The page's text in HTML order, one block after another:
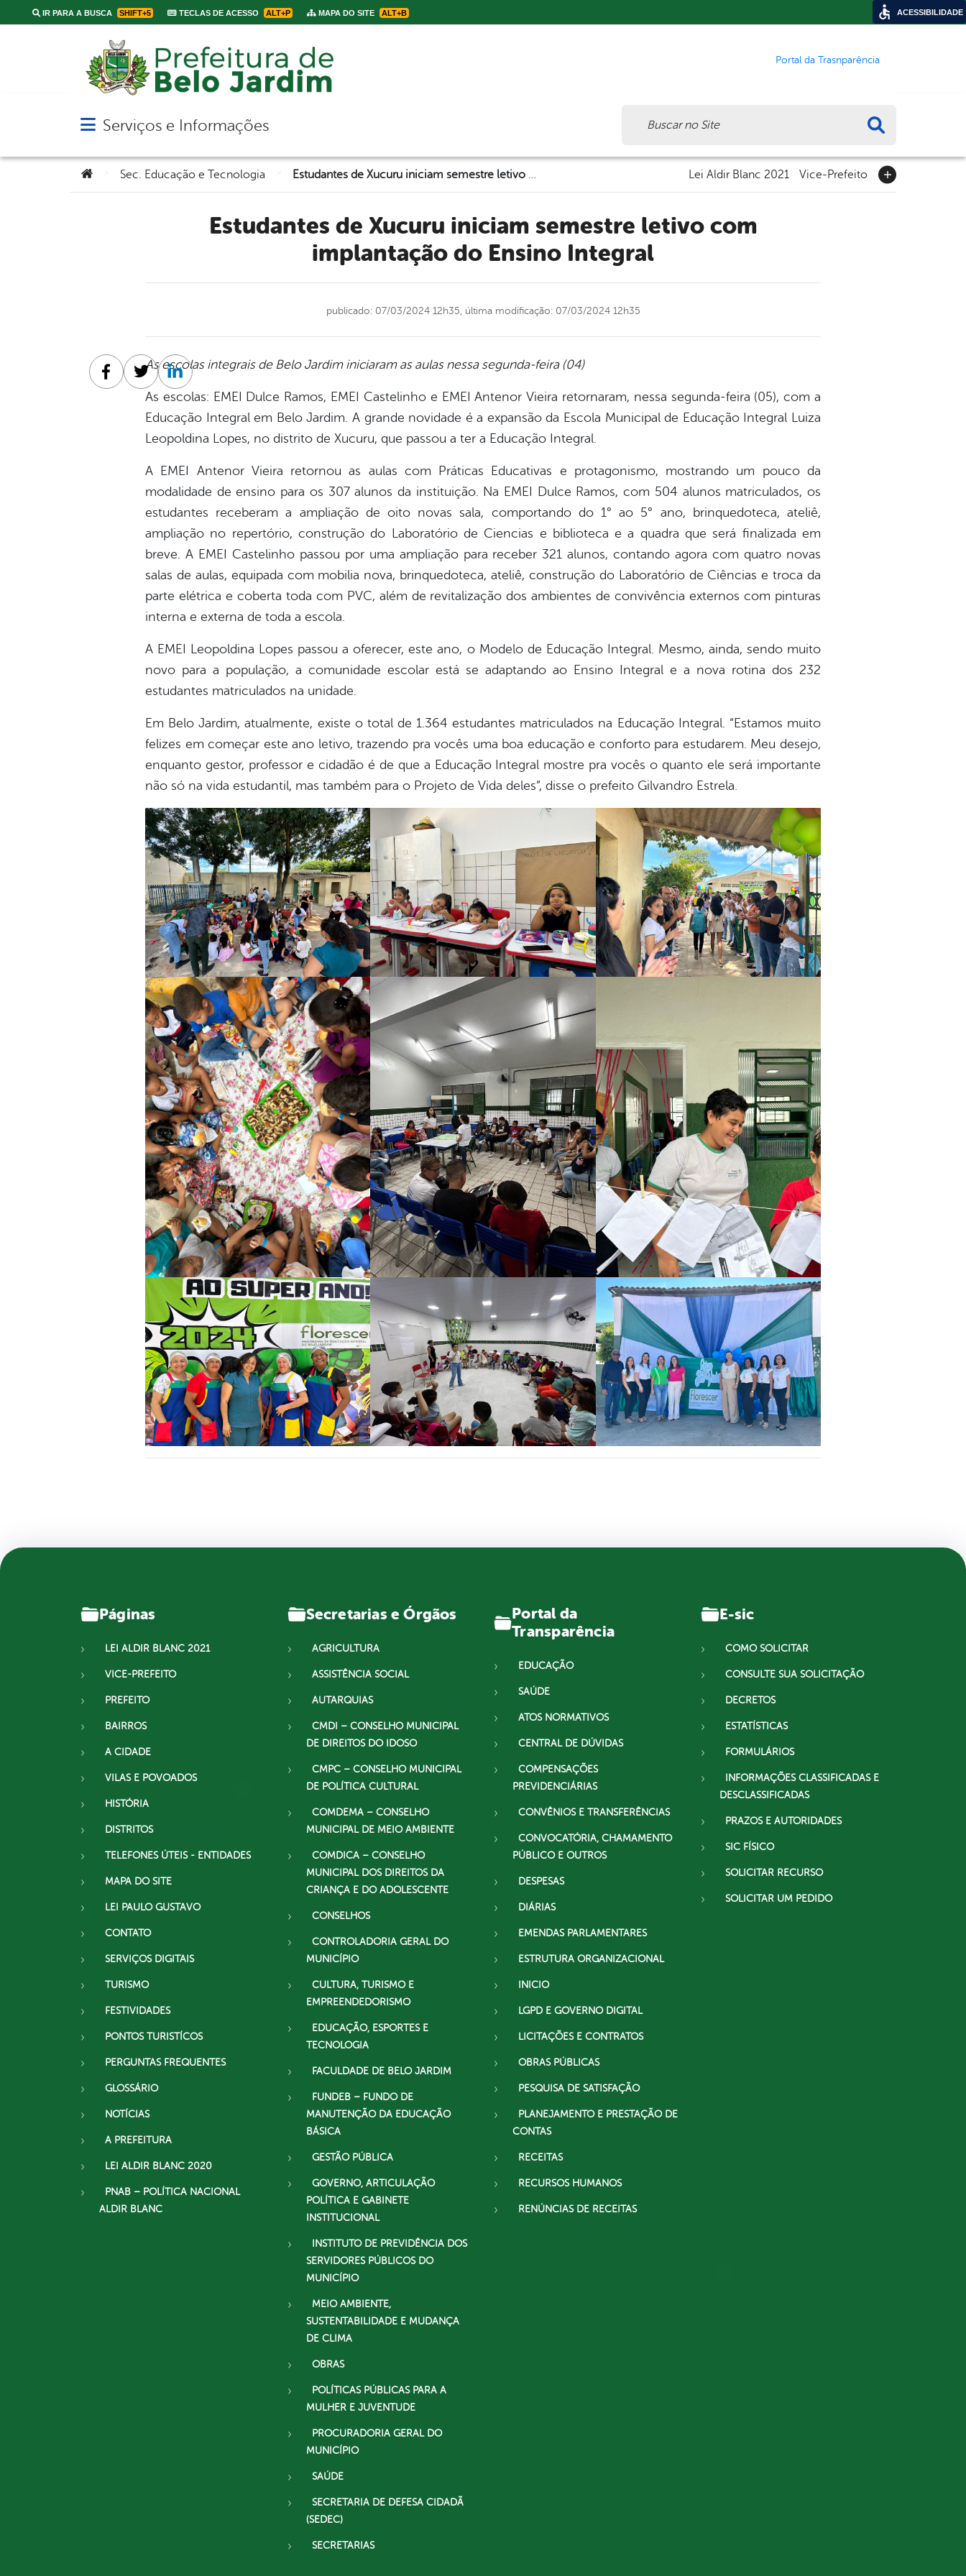
IR PARA A BUSCA SHIFT+5 TECLAS DE ACESSO ALT+P MAPA DO SITE ALT+B
Portal da Trasnparência
Abrir menu principal de navegação
Serviços e Informações
Você está aqui:Sec. Educação e Tecnologia Lei Aldir Blanc 2021 Vice-Prefeito
Estudantes de Xucuru iniciam semestre letivo com
implantação do Ensino Integral
publicado: 07/03/2024 12h35, última modificação: 07/03/2024 12h35
As escolas integrais de Belo Jardim iniciaram as aulas nessa segunda-feira (04)
As escolas: EMEI Dulce Ramos, EMEI Castelinho e EMEI Antenor Vieira retornaram, nessa segunda-feira (05), com a
Educação Integral em Belo Jardim. A grande novidade é a expansão da Escola Municipal de Educação Integral Luiza
Leopoldina Lopes, no distrito de Xucuru, que passou a ter a Educação Integral.
A EMEI Antenor Vieira retornou as aulas com Práticas Educativas e protagonismo, mostrando um pouco da
modalidade de ensino para os 307 alunos da instituição. Na EMEI Dulce Ramos, com 504 alunos matriculados, os
estudantes receberam a ampliação de oito novas sala, comportando do 1° ao 5° ano, brinquedoteca, ateliê,
ampliação no repertório, construção do Laboratório de Ciencias e biblioteca e a quadra que será finalizada em
breve. A EMEI Castelinho passou por uma ampliação para receber 321 alunos, contando agora com quatro novas
salas de aulas, equipada com mobilia nova, brinquedoteca, ateliê, construção do Laboratório de Ciências e troca da
parte elétrica e coberta toda com PVC, além de revitalização dos ambientes de convivência externos com pinturas
interna e externa de toda a escola.
A EMEI Leopoldina Lopes passou a oferecer, este ano, o Modelo de Educação Integral. Mesmo, ainda, sendo muito
novo para a população, a comunidade escolar está se adaptando ao Ensino Integral e a nova rotina dos 232
estudantes matriculados na unidade.
Em Belo Jardim, atualmente, existe o total de 1.364 estudantes matriculados na Educação Integral. “Estamos muito
felizes em começar este ano letivo, trazendo pra vocês uma boa educação e conforto para estudarem. Meu desejo,
enquanto gestor, professor e cidadão é de que a Educação Integral mostre pra vocês o quanto ele será importante
não só na vida estudantil, mas também para o Projeto de Vida deles”, disse o prefeito Gilvandro Estrela.
Facebook
TwitterLinkedin
Páginas
LEI ALDIR BLANC 2021
VICE-PREFEITO
PREFEITO
BAIRROS
A CIDADE
VILAS E POVOADOS
HISTÓRIA
DISTRITOS
TELEFONES ÚTEIS - ENTIDADES
MAPA DO SITE
LEI PAULO GUSTAVO
CONTATO
SERVIÇOS DIGITAIS
TURISMO
FESTIVIDADES
PONTOS TURISTÍCOS
PERGUNTAS FREQUENTES
GLOSSÁRIO
NOTÍCIAS
A PREFEITURA
LEI ALDIR BLANC 2020
PNAB – POLÍTICA NACIONAL
ALDIR BLANC
Secretarias e Órgãos
AGRICULTURA
ASSISTÊNCIA SOCIAL
AUTARQUIAS
CMDI – CONSELHO MUNICIPAL
DE DIREITOS DO IDOSO
CMPC – CONSELHO MUNICIPAL
DE POLÍTICA CULTURAL
COMDEMA – CONSELHO
MUNICIPAL DE MEIO AMBIENTE
COMDICA – CONSELHO
MUNICIPAL DOS DIREITOS DA
CRIANÇA E DO ADOLESCENTE
CONSELHOS
CONTROLADORIA GERAL DO
MUNICÍPIO
CULTURA, TURISMO E
EMPREENDEDORISMO
EDUCAÇÃO, ESPORTES E
TECNOLOGIA
FACULDADE DE BELO JARDIM
FUNDEB – FUNDO DE
MANUTENÇÃO DA EDUCAÇÃO
BÁSICA
GESTÃO PÚBLICA
GOVERNO, ARTICULAÇÃO
POLÍTICA E GABINETE
INSTITUCIONAL
INSTITUTO DE PREVIDÊNCIA DOS
SERVIDORES PÚBLICOS DO
MUNICÍPIO
MEIO AMBIENTE,
SUSTENTABILIDADE E MUDANÇA
DE CLIMA
OBRAS
POLÍTICAS PÚBLICAS PARA A
MULHER E JUVENTUDE
PROCURADORIA GERAL DO
MUNICÍPIO
SAÚDE
SECRETARIA DE DEFESA CIDADÃ
(SEDEC)
SECRETARIAS
Portal da
Transparência
EDUCAÇÃO
SAÚDE
ATOS NORMATIVOS
CENTRAL DE DÚVIDAS
COMPENSAÇÕES
PREVIDENCIÁRIAS
CONVÊNIOS E TRANSFERÊNCIAS
CONVOCATÓRIA, CHAMAMENTO
PÚBLICO E OUTROS
DESPESAS
DIÁRIAS
EMENDAS PARLAMENTARES
ESTRUTURA ORGANIZACIONAL
INICIO
LGPD E GOVERNO DIGITAL
LICITAÇÕES E CONTRATOS
OBRAS PÚBLICAS
PESQUISA DE SATISFAÇÃO
PLANEJAMENTO E PRESTAÇÃO DE
CONTAS
RECEITAS
RECURSOS HUMANOS
RENÚNCIAS DE RECEITAS
E-sic
COMO SOLICITAR
CONSULTE SUA SOLICITAÇÃO
DECRETOS
ESTATÍSTICAS
FORMULÁRIOS
INFORMAÇÕES CLASSIFICADAS E
DESCLASSIFICADAS
PRAZOS E AUTORIDADES
SIC FÍSICO
SOLICITAR RECURSO
SOLICITAR UM PEDIDO
ACESSIBILIDADE